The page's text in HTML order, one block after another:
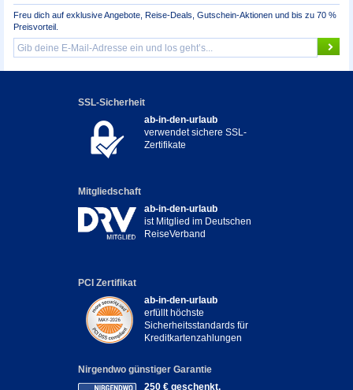
Freu dich auf exklusive Angebote, Reise-Deals, Gutschein-Aktionen und bis zu 70 %
Preisvorteil.
SSL-Sicherheit
ab-in-den-urlaub
verwendet sichere SSL-
Zertifikate
Mitgliedschaft
ab-in-den-urlaub
ist Mitglied im Deutschen
ReiseVerband
PCI Zertifikat
ab-in-den-urlaub
erfüllt höchste
Sicherheitsstandards für
Kreditkartenzahlungen
Nirgendwo günstiger Garantie
250 € geschenkt,